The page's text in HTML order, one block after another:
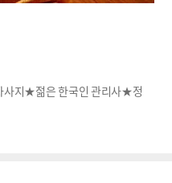
사지★젊은 한국인 관리사★정